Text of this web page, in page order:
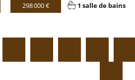
298 000 € 1 salle de bains